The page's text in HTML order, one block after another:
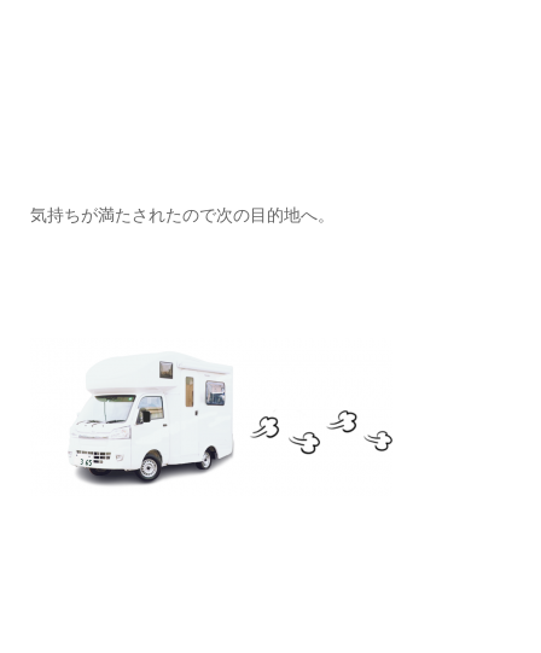
気持ちが満たされたので次の目的地へ。